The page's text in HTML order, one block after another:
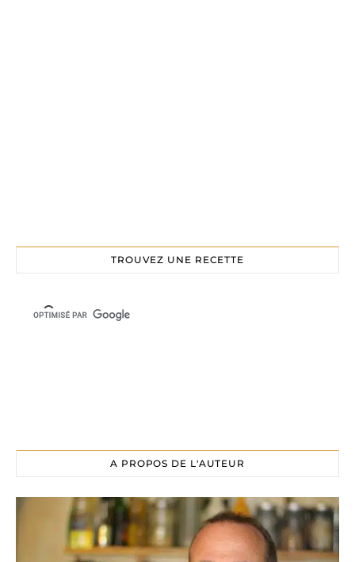
TROUVEZ UNE RECETTE
A PROPOS DE L'AUTEUR